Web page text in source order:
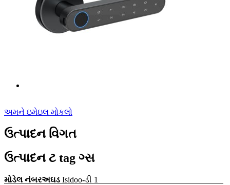
અમને ઇમેઇલ મોકલો
ઉત્પાદન વિગત
ઉત્પાદન ટ tag ગ્સ
મોડેલ નંબરઅઘડ Isidoo-ડી 1